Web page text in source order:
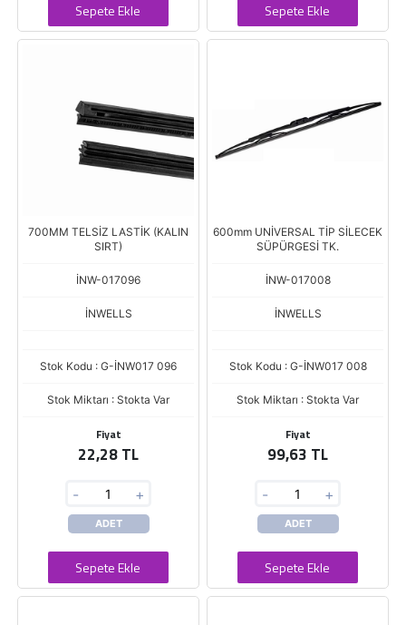
Sepete Ekle Sepete Ekle
700MM TELSİZ LASTİK (KALIN
SIRT)
İNW-017096
İNWELLS
Stok Kodu : G-İNW017 096
Stok Miktarı : Stokta Var
Fiyat
22,28 TL
- +
ADET
Sepete Ekle
600mm UNİVERSAL TİP SİLECEK
SÜPÜRGESİ TK.
İNW-017008
İNWELLS
Stok Kodu : G-İNW017 008
Stok Miktarı : Stokta Var
Fiyat
99,63 TL
- +
ADET
Sepete Ekle